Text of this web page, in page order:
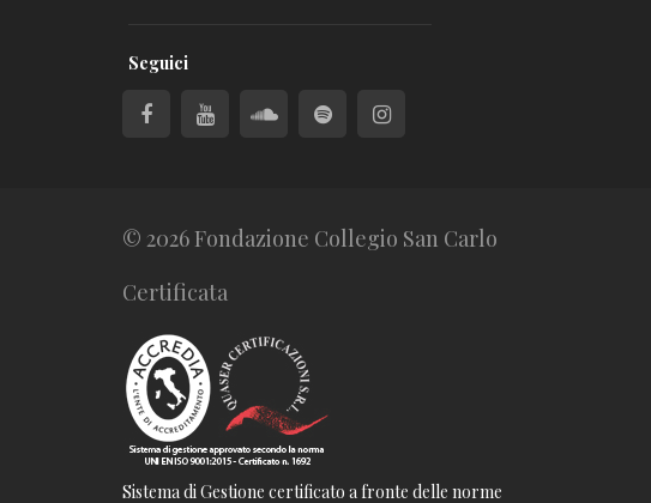
Seguici
© 2026 Fondazione Collegio San Carlo
Certificata
Sistema di Gestione certificato a fronte delle norme